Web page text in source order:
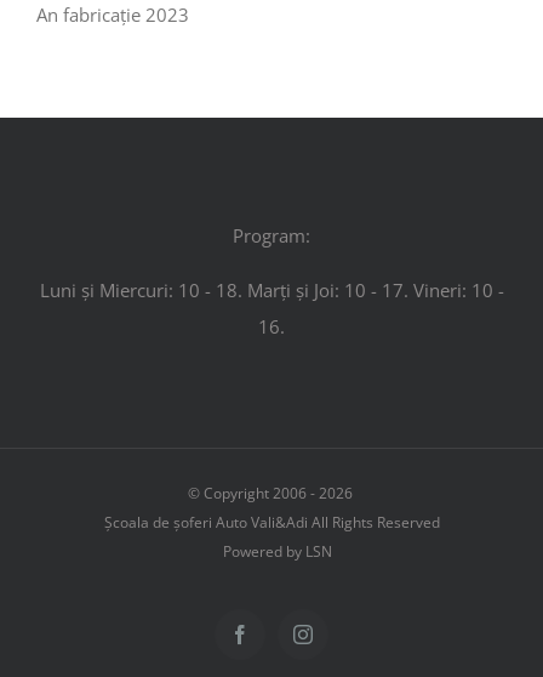
An fabricație 2023
Program:
Luni și Miercuri: 10 - 18. Marți și Joi: 10 - 17. Vineri: 10 -
16.
© Copyright 2006 -2026
Școala de șoferi Auto Vali&Adi All Rights Reserved
Powered by LSN